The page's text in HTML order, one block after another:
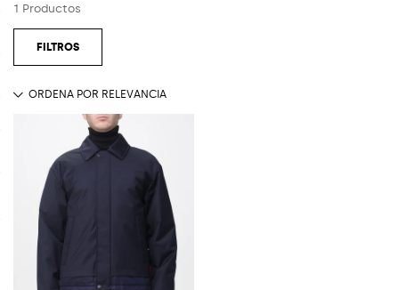
1 Productos